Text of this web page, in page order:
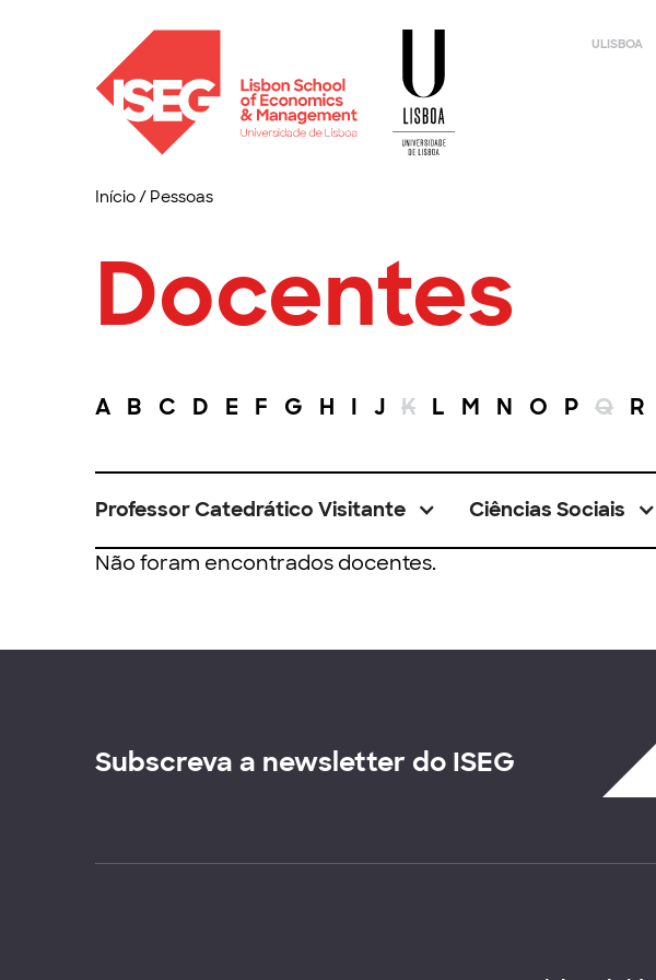
ULISBOA
Início/ Pessoas
Docentes
A B C D E F G H I J K L M N O P Q R
Professor Catedrático Visitante Ciências Sociais
Não foram encontrados docentes.
Subscreva a newsletter do ISEG